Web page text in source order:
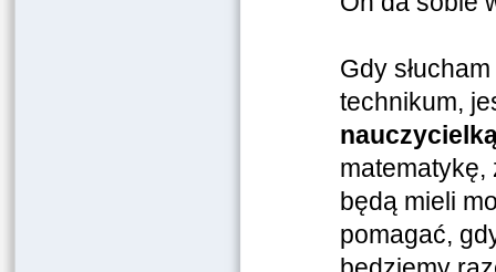
Gdy
technikum,
matematykę,
będą mieli
pomagać,